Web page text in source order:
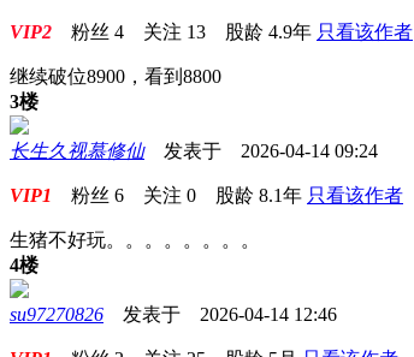
VIP2 粉丝 4 关注 13 股龄 4.9年 只看该作者
继续破位8900，看到8800
3楼
长生久视慕修仙发表于 2026-04-14 09:24
VIP1 粉丝 6 关注 0 股龄 8.1年 只看该作者
生猪不好玩。。。。。。。。
4楼
su97270826 发表于 2026-04-14 12:46